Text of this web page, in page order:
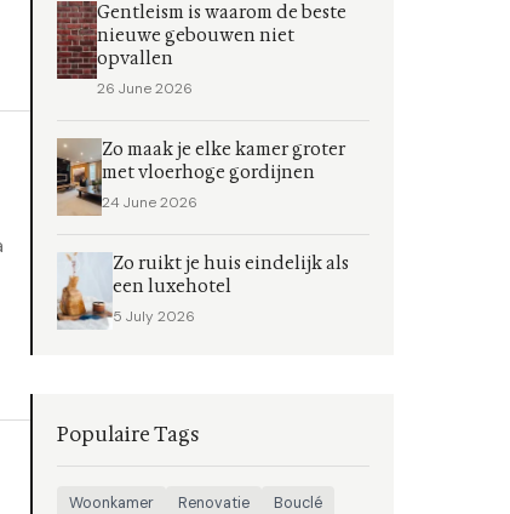
Gentleism is waarom de beste
nieuwe gebouwen niet
opvallen
26 June 2026
Zo maak je elke kamer groter
met vloerhoge gordijnen
24 June 2026
Zo ruikt je huis eindelijk als
een luxehotel
5 July 2026
Populaire Tags
Woonkamer Renovatie
Bouclé